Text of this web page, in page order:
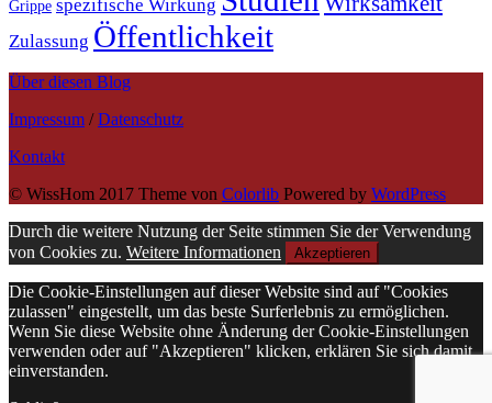
Grippe spezifische Wirkung
Zulassung Öffentlichkeit
Über diesen Blog
Impressum /Datenschutz
Kontakt
© WissHom 2017 Theme von Colorlib Powered by WordPress
Durch die weitere Nutzung der Seite stimmen Sie der Verwendung
von Cookies zu. Weitere Informationen Akzeptieren
Die Cookie-Einstellungen auf dieser Website sind auf "Cookies
zulassen" eingestellt, um das beste Surferlebnis zu ermöglichen.
Wenn Sie diese Website ohne Änderung der Cookie-Einstellungen
verwenden oder auf "Akzeptieren" klicken, erklären Sie sich damit
einverstanden.